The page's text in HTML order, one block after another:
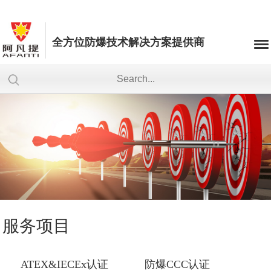
全方位防爆技术解决方案提供商
服务项目
ATEX&IECEx认证 防爆CCC认证